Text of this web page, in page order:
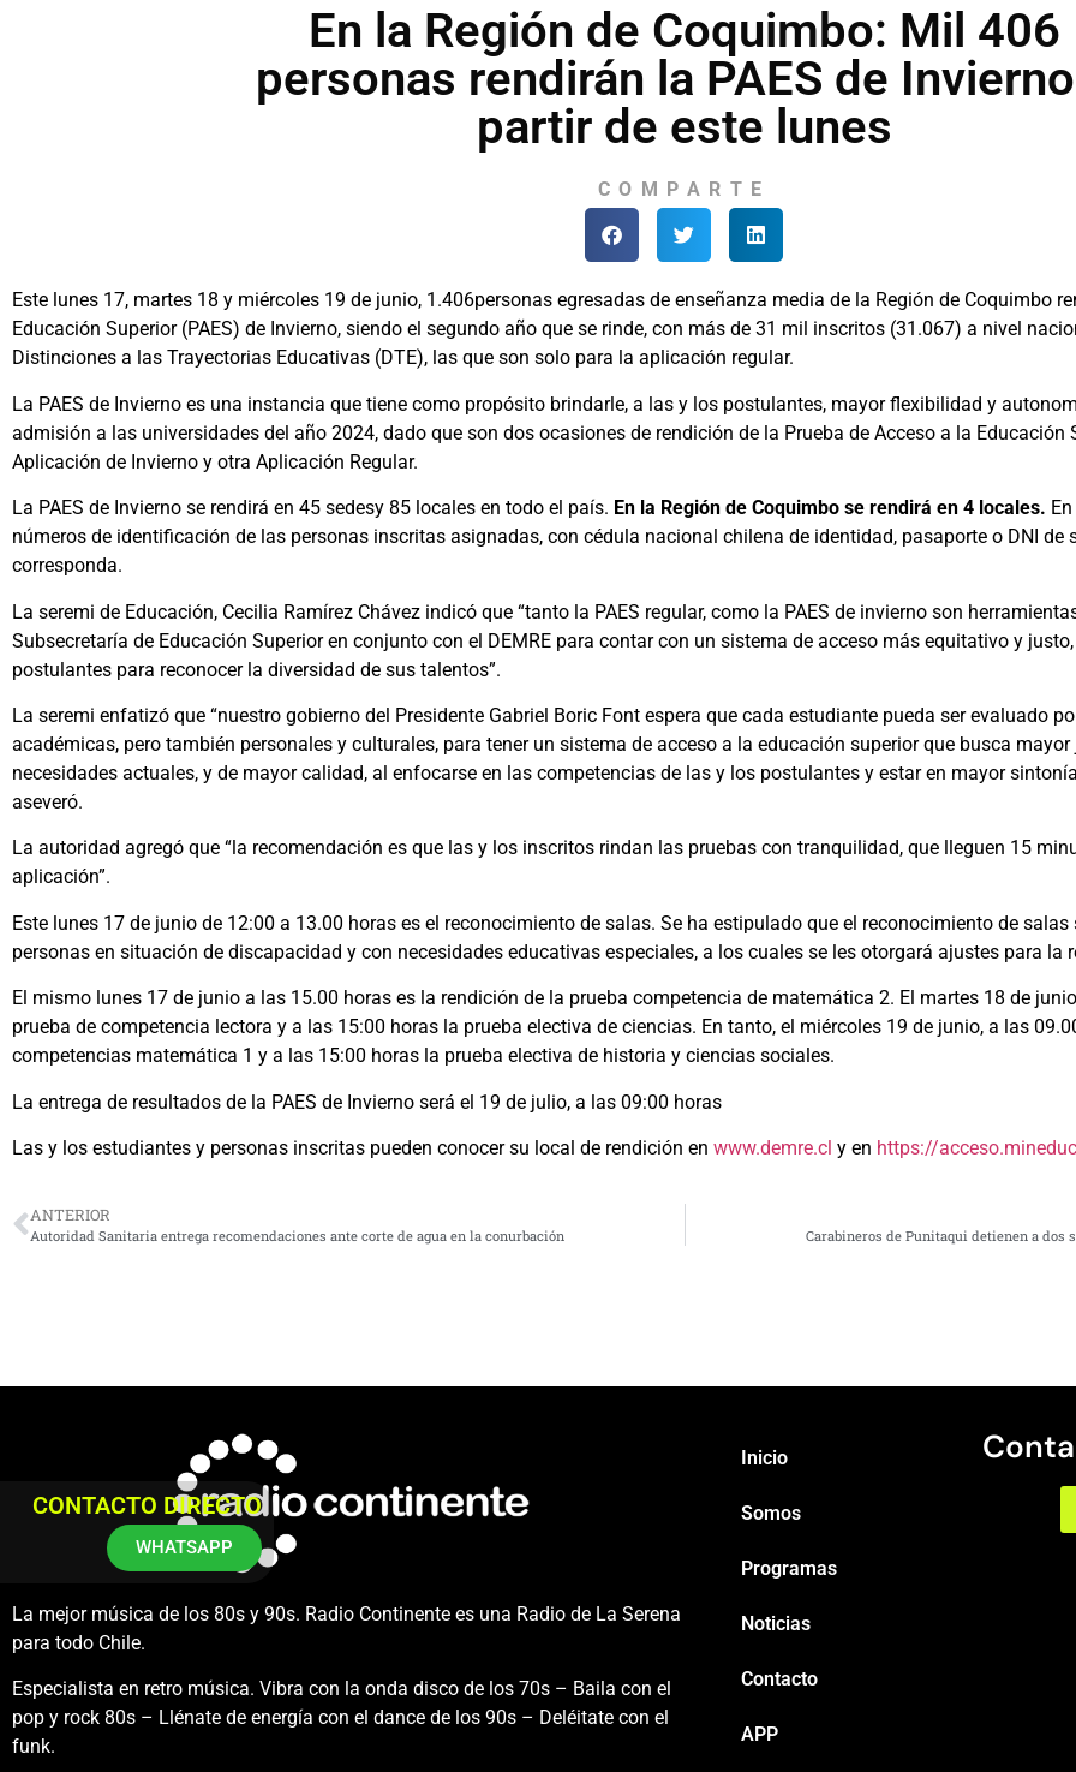
En la Región de Coquimbo: Mil 406
personas rendirán la PAES de
partir de este lunes
COMPARTE
Este lunes 17, martes 18 y miércoles 19 de junio, 1.406personas egresadas de enseñanza media de la Región de Coquimbo
Educación Superior (PAES) de Invierno, siendo el segundo año que se rinde, con más de 31 mil inscritos (31.067) a nivel
Distinciones a las Trayectorias Educativas (DTE), las que son solo para la aplicación regular.
La PAES de Invierno es una instancia que tiene como propósito brindarle, a las y los postulantes, mayor flexibilidad y
admisión a las universidades del año 2024, dado que son dos ocasiones de rendición de la Prueba de Acceso a la Educación
Aplicación de Invierno y otra Aplicación Regular.
La PAES de Invierno se rendirá en 45 sedesy 85 locales en todo el país. En la Región de Coquimbo se rendirá en 4 locales.
números de identificación de las personas inscritas asignadas, con cédula nacional chilena de identidad, pasaporte o DNI de
corresponda.
La seremi de Educación, Cecilia Ramírez Chávez indicó que “tanto la PAES regular, como la PAES de invierno son
Subsecretaría de Educación Superior en conjunto con el DEMRE para contar con un sistema de acceso más equitativo y
postulantes para reconocer la diversidad de sus talentos”.
La seremi enfatizó que “nuestro gobierno del Presidente Gabriel Boric Font espera que cada estudiante pueda ser evaluado
académicas, pero también personales y culturales, para tener un sistema de acceso a la educación superior que busca
necesidades actuales, y de mayor calidad, al enfocarse en las competencias de las y los postulantes y estar en mayor
aseveró.
La autoridad agregó que “la recomendación es que las y los inscritos rindan las pruebas con tranquilidad, que lleguen 15
aplicación”.
Este lunes 17 de junio de 12:00 a 13.00 horas es el reconocimiento de salas. Se ha estipulado que el reconocimiento de
personas en situación de discapacidad y con necesidades educativas especiales, a los cuales se les otorgará ajustes para la
El mismo lunes 17 de junio a las 15.00 horas es la rendición de la prueba competencia de matemática 2. El martes 18 de
prueba de competencia lectora y a las 15:00 horas la prueba electiva de ciencias. En tanto, el miércoles 19 de junio, a las
competencias matemática 1 y a las 15:00 horas la prueba electiva de historia y ciencias sociales.
La entrega de resultados de la PAES de Invierno será el 19 de julio, a las 09:00 horas
Las y los estudiantes y personas inscritas pueden conocer su local de rendición en www.demre.cl y en https://
ANTERIOR
Autoridad Sanitaria entrega recomendaciones ante corte de agua en la conurbación Carabineros de Punitaqui detienen a dos
La mejor música de los 80s y 90s. Radio Continente es una Radio de La Serena
para todo Chile.
Especialista en retro música. Vibra con la onda disco de los 70s – Baila con el
pop y rock 80s – Llénate de energía con el dance de los 90s – Deléitate con el
funk.
Inicio
Somos
Programas
Noticias
Contacto
APP
CONTACTO DIRECTO
WHATSAPP